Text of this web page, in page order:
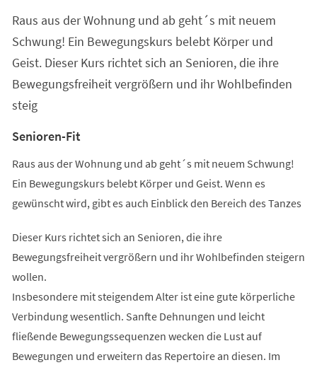
Raus aus der Wohnung und ab geht´s mit neuem
Schwung! Ein Bewegungskurs belebt Körper und
Geist. Dieser Kurs richtet sich an Senioren, die ihre
Bewegungsfreiheit vergrößern und ihr Wohlbefinden
steig
Senioren-Fit
Raus aus der Wohnung und ab geht´s mit neuem Schwung!
Ein Bewegungskurs belebt Körper und Geist. Wenn es
gewünscht wird, gibt es auch Einblick den Bereich des Tanzes
Dieser Kurs richtet sich an Senioren, die ihre
Bewegungsfreiheit vergrößern und ihr Wohlbefinden steigern
wollen.
Insbesondere mit steigendem Alter ist eine gute körperliche
Verbindung wesentlich. Sanfte Dehnungen und leicht
fließende Bewegungssequenzen wecken die Lust auf
Bewegungen und erweitern das Repertoire an diesen. Im